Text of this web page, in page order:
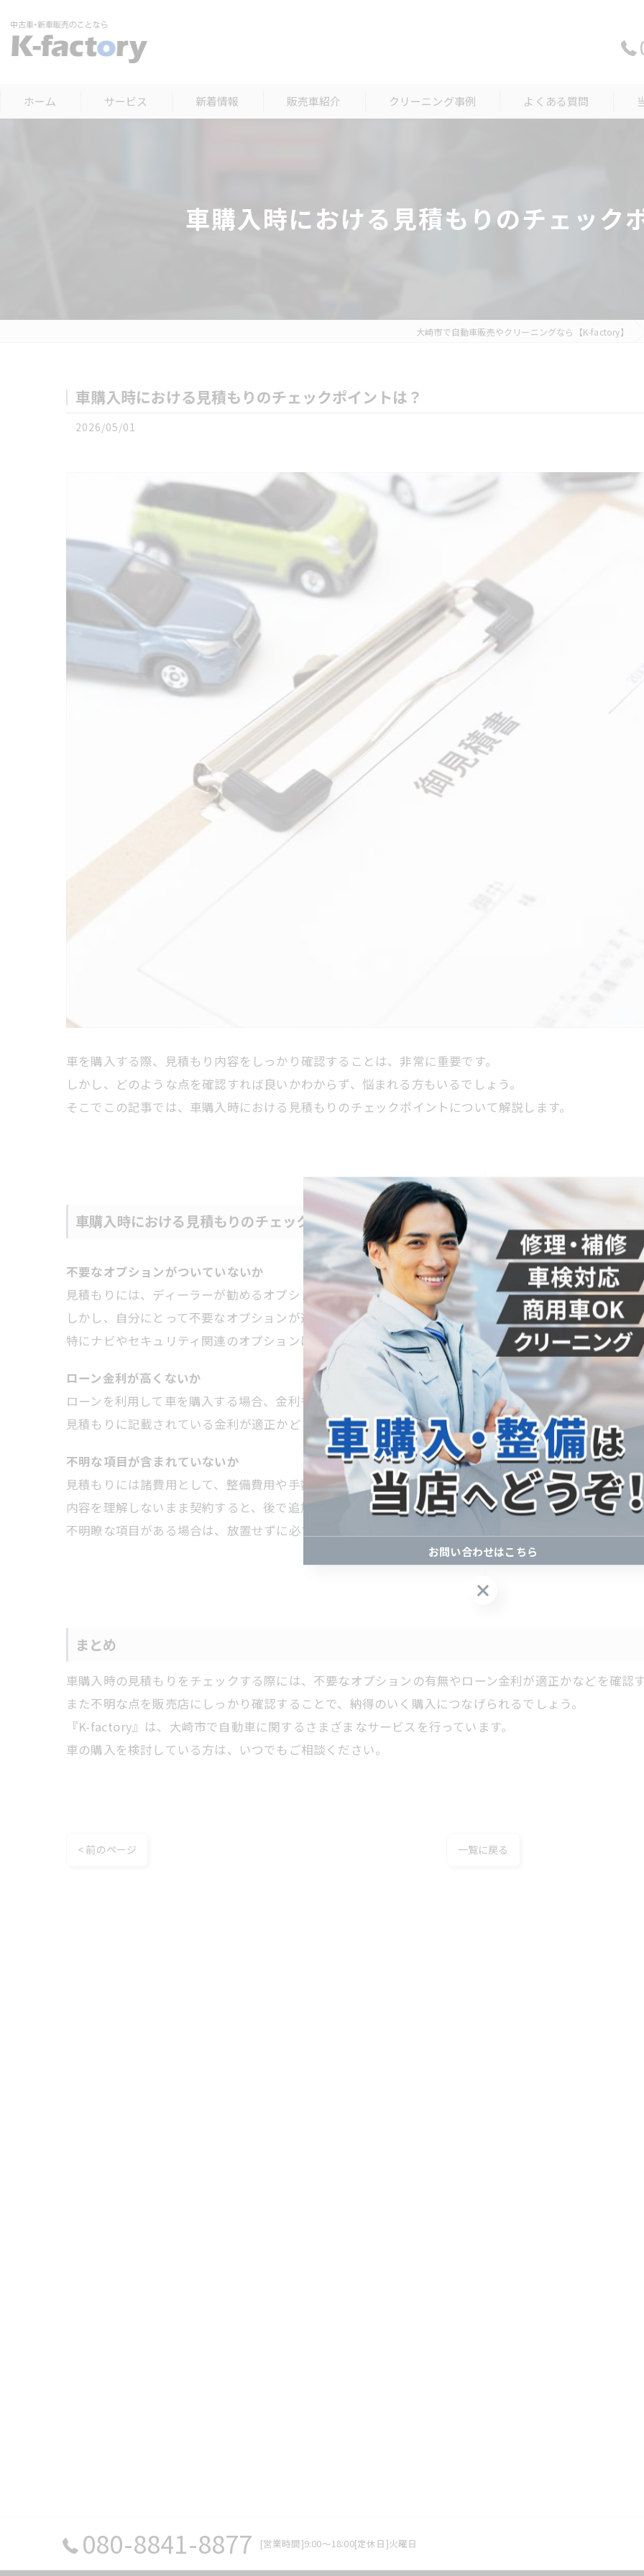
ホーム サービス 新着情報 販売車紹介 クリーニング事例 よくある質問
外
車購入時における見積もりのチェック
大崎市で自動車販売やクリーニングなら【K-factory】
車購入時における見積もりのチェックポイントは？
2026/05/01
車を購入する際、見積もり内容をしっかり確認することは、非常に重要です。
しかし、どのような点を確認すれば良いかわからず、悩まれる方もいるでしょう。
そこでこの記事では、車購入時における見積もりのチェックポイントについて解説します。
車購入時における見積もりのチェックポイント
不要なオプションがついていないか
見積もりには、ディーラーが勧めるオプションやパッケージが含まれていることがあります。
しかし、自分にとって不要なオプションが追加されている場合もあるため、注意が必要です。
特にナビやセキュリティ関連のオプションは、価格が高額になりやすいので、必要性を十分に検討しま
ローン金利が高くないか
ローンを利用して車を購入する場合、金利も総支払額に大きく影響します。
見積もりに記載されている金利が適正かどうか、他社ローンと比較することが重要です。
不明な項目が含まれていないか
見積もりには諸費用として、整備費用や手数料・保証料など、さまざまな項目が記載されます。
内容を理解しないまま契約すると、後で追加費用を請求される可能性もあります。
不明瞭な項目がある場合は、放置せずに必ず販売店に確認しましょう。
まとめ
車購入時の見積もりをチェックする際には、不要なオプションの有無やローン金利が適正かなどを確認
また不明な点を販売店にしっかり確認することで、納得のいく購入につなげられるでしょう。
『K-factory』は、大崎市で自動車に関するさまざまなサービスを行っています。
車の購入を検討している方は、いつでもご相談ください。
< 前のページ 一覧に戻る
080-8841-8877 [営業時間]9:00～18:00[定休日]火曜日
お問い合わせはこちら
お問い合わせはこちら